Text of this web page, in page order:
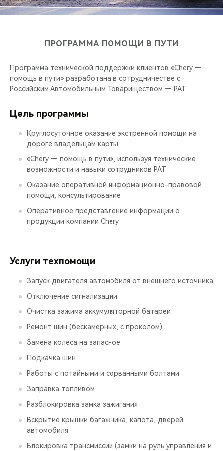
ВИДЕООБЗОРЫ
ПРОГРАММА ПОМОЩИ В ПУТИ
Программа технической поддержки клиентов «Chery —
помощь в пути» разработана в сотрудничестве с
Российским Автомобильным Товариществом — РАТ.
Цель программы
Круглосуточное оказание экстренной помощи на
дороге владельцам карты
«Chery — помощь в пути», используя технические
возможности и навыки сотрудников РАТ
Оказание оперативной информационно-правовой
помощи, консультирование
Оперативное представление информации о
продукции компании Chery
Услуги техпомощи
Запуск двигателя автомобиля от внешнего источника
Отключение сигнализации
Очистка зажима аккумуляторной батареи
Ремонт шин (бескамерных, с проколом)
Замена колеса на запасное
Подкачка шин
Работы с потайными и сорванными болтами
Заправка топливом
Разблокировка замка зажигания
Вскрытие крышки багажника, капота, дверей
автомобиля
Блокировка трансмиссии (замки на руль управления и